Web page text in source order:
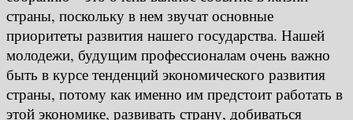
страны, поскольку в нем звучат основные
приоритеты развития нашего государства. Нашей
молодежи, будущим профессионалам очень важно
быть в курсе тенденций экономического развития
страны, потому как именно им предстоит работать в
этой экономике, развивать страну, добиваться